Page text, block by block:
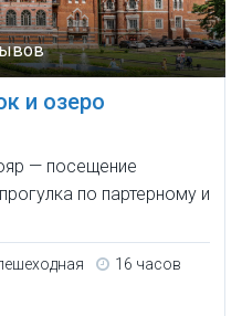
и озеро
— посещение
по партерному и
16 часов